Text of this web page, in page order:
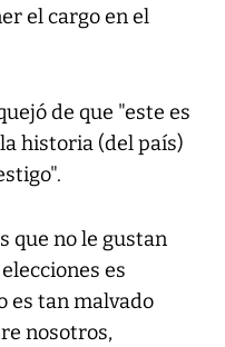
el cargo en el
de que "este es
historia (del país)
que no le gustan
es
es tan malvado
nosotros,